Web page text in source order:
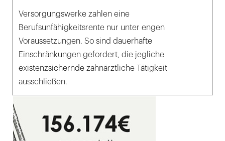
Versorgungswerke zahlen eine
Berufsunfähigkeitsrente nur unter engen
Voraussetzungen. So sind dauerhafte
Einschränkungen gefordert, die jegliche
existenzsichernde zahnärztliche Tätigkeit
ausschließen.